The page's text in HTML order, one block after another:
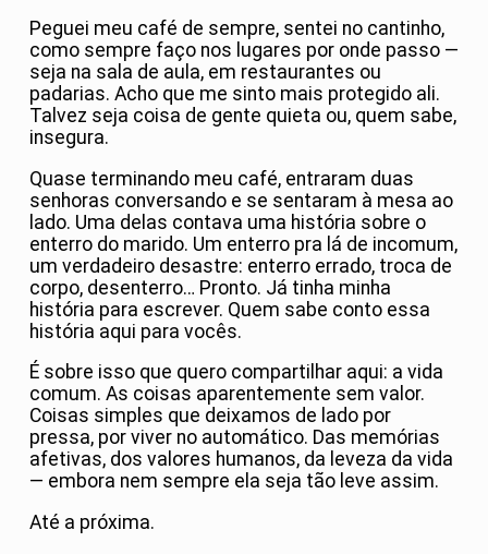
Peguei meu café de sempre, sentei no cantinho,
como sempre faço nos lugares por onde passo —
seja na sala de aula, em restaurantes ou
padarias. Acho que me sinto mais protegido ali.
Talvez seja coisa de gente quieta ou, quem sabe,
insegura.
Quase terminando meu café, entraram duas
senhoras conversando e se sentaram à mesa ao
lado. Uma delas contava uma história sobre o
enterro do marido. Um enterro pra lá de incomum,
um verdadeiro desastre: enterro errado, troca de
corpo, desenterro… Pronto. Já tinha minha
história para escrever. Quem sabe conto essa
história aqui para vocês.
É sobre isso que quero compartilhar aqui: a vida
comum. As coisas aparentemente sem valor.
Coisas simples que deixamos de lado por
pressa, por viver no automático. Das memórias
afetivas, dos valores humanos, da leveza da vida
— embora nem sempre ela seja tão leve assim.
Até a próxima.